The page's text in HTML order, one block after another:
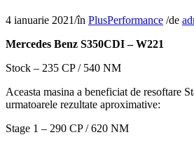
4 ianuarie 2021/în PlusPerformance /de
Mercedes Benz S350CDI – W221
Stock – 235 CP / 540 NM
Aceasta masina a beneficiat de resoftare
urmatoarele rezultate aproximative:
Stage 1 – 290 CP / 620 NM